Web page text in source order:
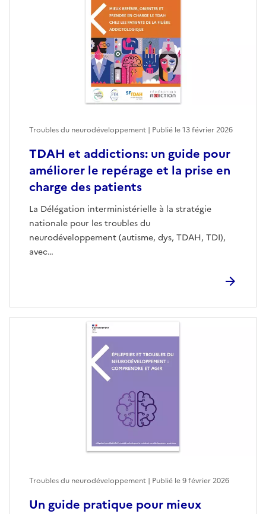
TDAH et addictions: un guide pour
améliorer le repérage et la prise en
charge des patients
La Délégation interministérielle à la stratégie
nationale pour les troubles du
neurodéveloppement (autisme, dys, TDAH, TDI),
avec…
Troubles du neurodéveloppement | Publié le13 février 2026
Un guide pratique pour mieux
Troubles du neurodéveloppement | Publié le9 février 2026